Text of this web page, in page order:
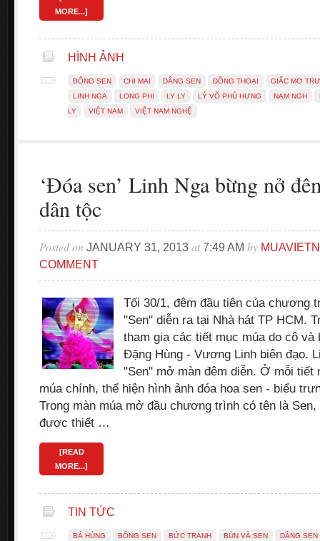
MORE...]
HÌNH ẢNH
BÔNG SEN CHI MAI DÂNG SEN ĐỒNG THOẠI
GIẤC MƠ
LINH NGA
LONG PHI LY LY LÝ VÕ PHÚ HƯNG NAM NGH
LY
VIỆT NAM VIỆT NAM NGHỆ
‘Đóa sen’ Linh Nga bừng nở
dân tộc
Posted on JANUARY 31, 2013 at7:49 AM by
COMMENT
Tối 30/1, đêm đầu tiên của chương
"Sen" diễn ra tại Nhà hát TP HCM.
tham gia các tiết mục múa do cô và
Đặng Hùng - Vương Linh biên đạo.
"Sen" mở màn đêm diễn. Ở mỗi tiết
múa chính, thể hiện hình ảnh đóa hoa sen - biểu
Trong màn múa mở đầu chương trình có tên là
được thiết …
[READ
MORE...]
TIN TỨC
BÁ HÙNG BÔNG SEN BỨC TRANH BÙN VÀ SEN
DÂNG SEN